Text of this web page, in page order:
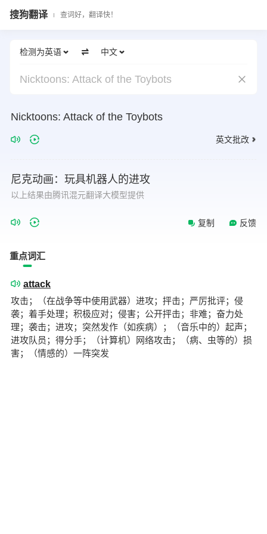
搜狗翻译 查词好，翻译快！
检测为英语 中文
Nicktoons: Attack of the Toybots
Nicktoons: Attack of the Toybots
英文批改
尼克动画：玩具机器人的进攻
以上结果由腾讯混元翻译大模型提供
复制 反馈
重点词汇
attack
攻击；（在战争等中使用武器）进攻；抨击；严厉批评；侵
袭；着手处理；积极应对；侵害；公开抨击；非难；奋力处
理；袭击；进攻；突然发作（如疾病）；（音乐中的）起声；
进攻队员；得分手；（计算机）网络攻击；（病、虫等的）损
害；（情感的）一阵突发